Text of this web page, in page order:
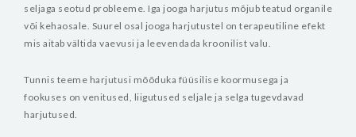
seljaga seotud probleeme. Iga jooga harjutus mõjub teatud organile
või kehaosale. Suurel osal jooga harjutustel on terapeutiline efekt
mis aitab vältida vaevusi ja leevendada kroonilist valu.
Tunnis teeme harjutusi mõõduka füüsilise koormusega ja
fookuses on venitused, liigutused seljale ja selga tugevdavad
harjutused.